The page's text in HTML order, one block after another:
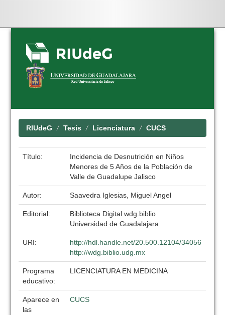
Skip
navigation
RIUdeG Tesis Licenciatura CUCS
Título:
Incidencia de Desnutrición en Niños
Menores de 5 Años de la Población de
Valle de Guadalupe Jalisco
Autor: Saavedra Iglesias, Miguel Angel
Editorial:
Biblioteca Digital wdg.biblio
Universidad de Guadalajara
URI:
http://hdl.handle.net/20.500.12104/34056
http://wdg.biblio.udg.mx
Programa
educativo:
LICENCIATURA EN MEDICINA
Aparece en
las
CUCS